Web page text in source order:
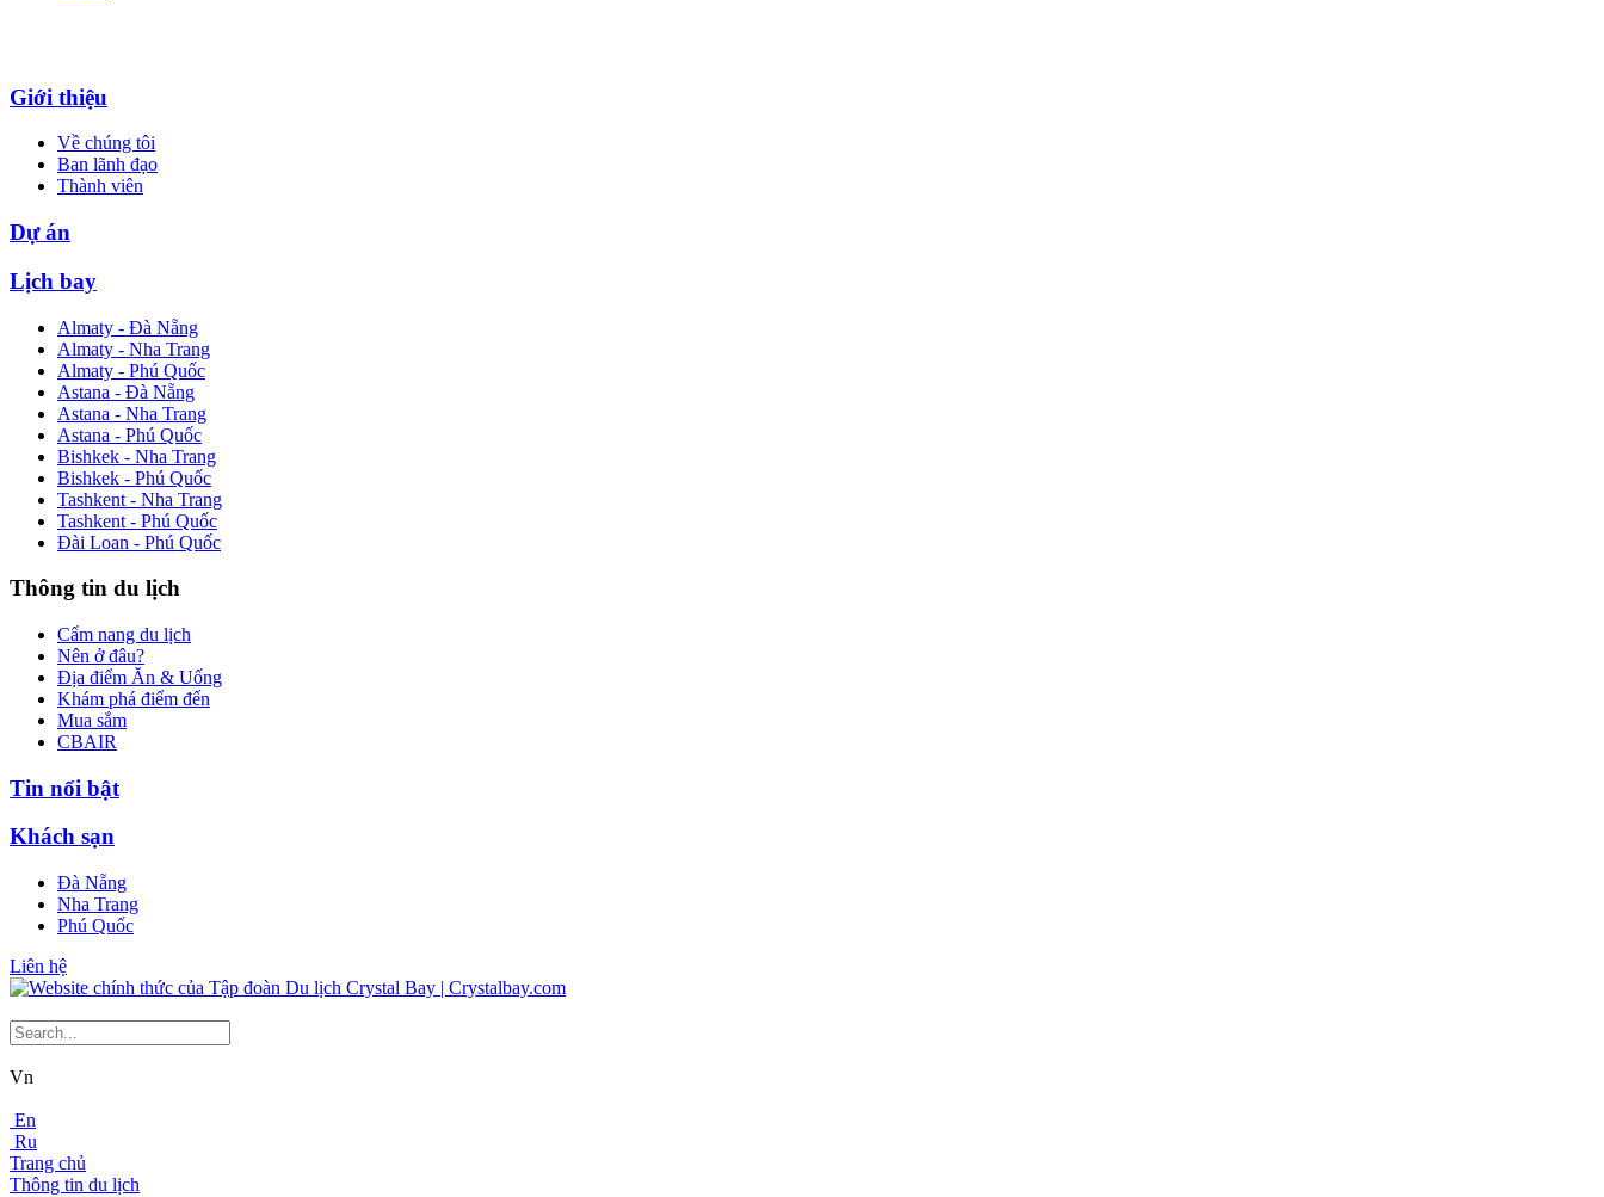
Giới thiệu
Về chúng tôi
Ban lãnh đạo
Thành viên
Dự án
Lịch bay
Almaty - Đà Nẵng
Almaty - Nha Trang
Almaty - Phú Quốc
Astana - Đà Nẵng
Astana - Nha Trang
Astana - Phú Quốc
Bishkek - Nha Trang
Bishkek - Phú Quốc
Tashkent - Nha Trang
Tashkent - Phú Quốc
Đài Loan - Phú Quốc
Thông tin du lịch
Cẩm nang du lịch
Nên ở đâu?
Địa điểm Ăn & Uống
Khám phá điểm đến
Mua sắm
CBAIR
Tin nổi bật
Khách sạn
Đà Nẵng
Nha Trang
Phú Quốc
Liên hệ
Vn
En
Ru
Trang chủ
Thông tin du lịch